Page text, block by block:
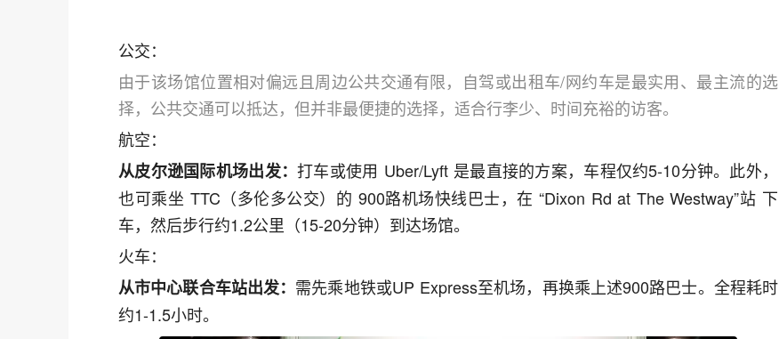
公交：
由于该场馆位置相对偏远且周边公共交通有限，自驾或出租车/网约车是最实用、最主流的选
择，公共交通可以抵达，但并非最便捷的选择，适合行李少、时间充裕的访客。
航空：
从皮尔逊国际机场出发：打车或使用 Uber/Lyft 是最直接的方案，车程仅约5-10分钟。此外，
也可乘坐 TTC（多伦多公交）的 900路机场快线巴士，在 “Dixon Rd at The Westway”站 下
车，然后步行约1.2公里（15-20分钟）到达场馆。
火车：
从市中心联合车站出发： 需先乘地铁或UP Express至机场，再换乘上述900路巴士。全程耗时
约1-1.5小时。